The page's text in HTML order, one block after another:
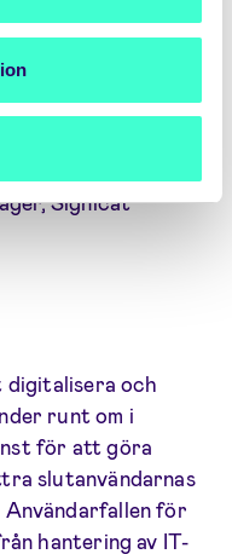
Signicat
digitalisera och
runt om i
för att göra
slutanvändarnas
Användarfallen för
hantering av IT-